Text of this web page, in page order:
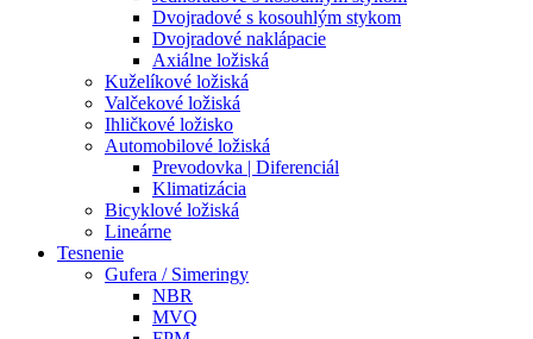
Dvojradové s kosouhlým stykom
Dvojradové naklápacie
Axiálne ložiská
Kuželíkové ložiská
Valčekové ložiská
Ihličkové ložisko
Automobilové ložiská
Prevodovka | Diferenciál
Klimatizácia
Bicyklové ložiská
Lineárne
Tesnenie
Gufera / Simeringy
NBR
MVQ